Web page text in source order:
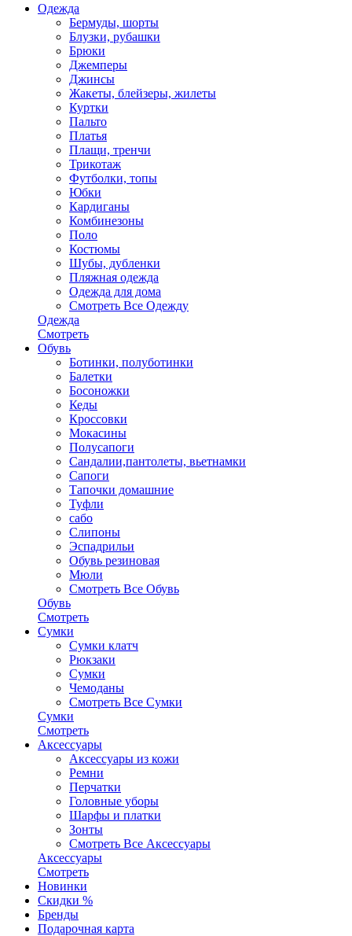
Одежда
Бермуды, шорты
Блузки, рубашки
Брюки
Джемперы
Джинсы
Жакеты, блейзеры, жилеты
Куртки
Пальто
Платья
Плащи, тренчи
Трикотаж
Футболки, топы
Юбки
Кардиганы
Комбинезоны
Поло
Костюмы
Шубы, дубленки
Пляжная одежда
Одежда для дома
Смотреть Все Одежду
Одежда
Смотреть
Обувь
Ботинки, полуботинки
Балетки
Босоножки
Кеды
Кроссовки
Мокасины
Полусапоги
Сандалии,пантолеты, вьетнамки
Сапоги
Тапочки домашние
Туфли
сабо
Слипоны
Эспадрильи
Обувь резиновая
Мюли
Смотреть Все Обувь
Обувь
Смотреть
Сумки
Сумки клатч
Рюкзаки
Сумки
Чемоданы
Смотреть Все Сумки
Сумки
Смотреть
Аксессуары
Аксессуары из кожи
Ремни
Перчатки
Головные уборы
Шарфы и платки
Зонты
Смотреть Все Аксессуары
Аксессуары
Смотреть
Новинки
Скидки %
Бренды
Подарочная карта